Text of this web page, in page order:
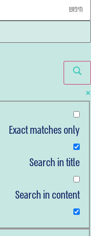
Exact matches only
Search in title
Search in content